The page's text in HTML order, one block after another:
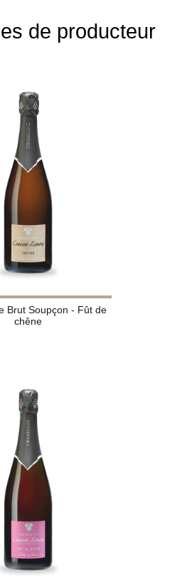
de producteur
Brut Soupçon - Fût de
chêne